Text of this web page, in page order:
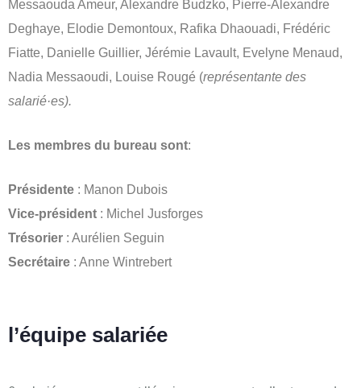
Messaouda Ameur, Alexandre Budzko, Pierre-Alexandre
Deghaye, Elodie Demontoux, Rafika Dhaouadi, Frédéric
Fiatte, Danielle Guillier, Jérémie Lavault, Evelyne Menaud,
Nadia Messaoudi, Louise Rougé (représentante des
salarié·es).
Les membres du bureau sont:
Présidente : Manon Dubois
Vice-président : Michel Jusforges
Trésorier : Aurélien Seguin
Secrétaire : Anne Wintrebert
l’équipe salariée